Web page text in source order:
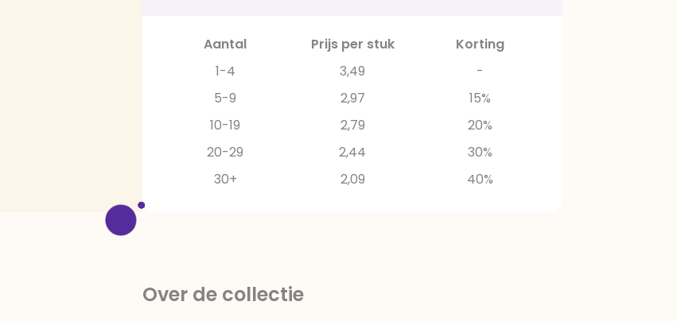
Aantal Prijs per stuk
Korting
1-4
3,49
-
5-9
2,97
15%
10-19
2,79
20%
20-29
2,44
30%
30+
2,09 40%
Over de collectie